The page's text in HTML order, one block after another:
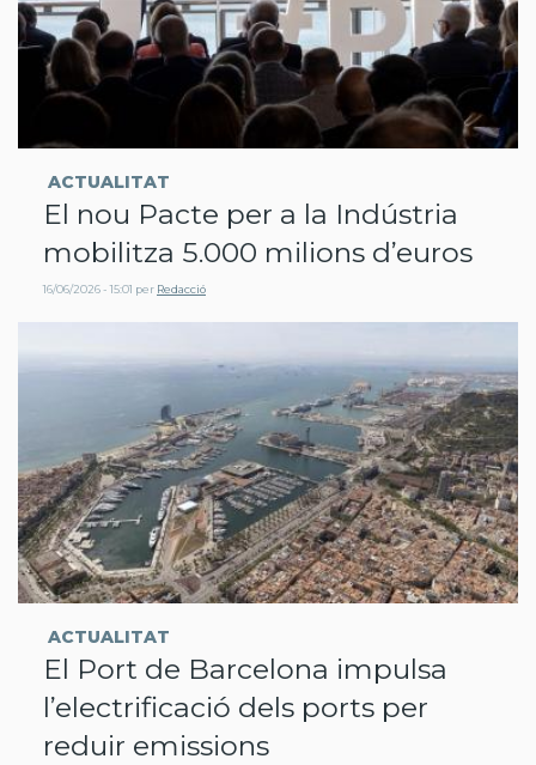
ACTUALITAT
El nou Pacte per a la Indústria
mobilitza 5.000 milions d’euros
16/06/2026 - 15:01 per Redacció
ACTUALITAT
El Port de Barcelona impulsa
l’electrificació dels ports per
reduir emissions